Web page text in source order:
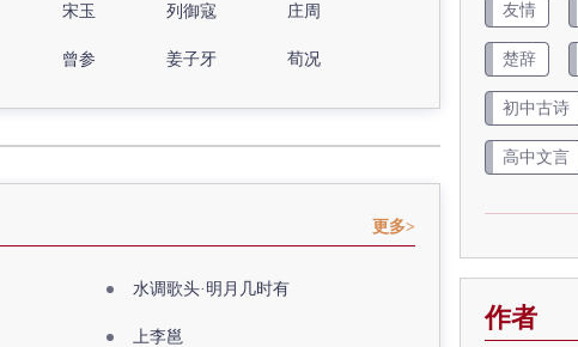
宋玉 列御寇 庄周
曾参 姜子牙 荀况
更多>
水调歌头·明月几时有
上李邕
友情
楚辞
初中古诗
高中文言
作者